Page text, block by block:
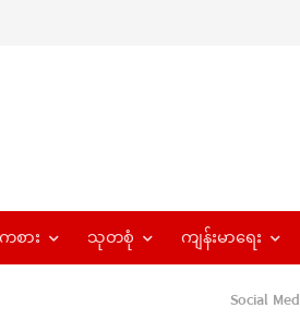
စား သုတစုံ ကျန်းမာရေး
Social